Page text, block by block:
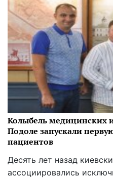
Колыбель медицинских
Подоле запускали
пациентов
Десять лет назад
ассоциировались